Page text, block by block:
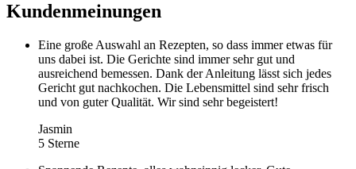
Kundenmeinungen
Eine große Auswahl an Rezepten, so dass immer etwas für
uns dabei ist. Die Gerichte sind immer sehr gut und
ausreichend bemessen. Dank der Anleitung lässt sich jedes
Gericht gut nachkochen. Die Lebensmittel sind sehr frisch
und von guter Qualität. Wir sind sehr begeistert!
Jasmin
5 Sterne